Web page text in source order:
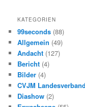
e
n
KATEGORIEN
99seconds (88)
Allgemein (49)
Andacht (127)
Bericht (4)
Bilder (4)
CVJM Landesverband
Diashow (2)